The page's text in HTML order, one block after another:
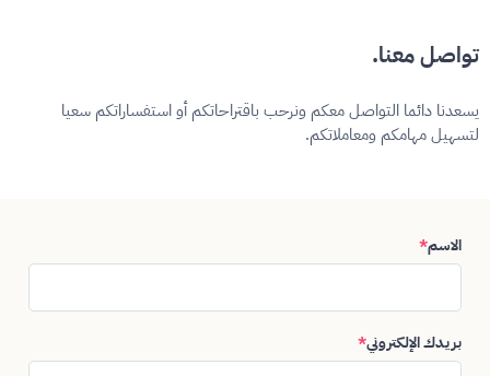
تواصل معنا.
يسعدنا دائما التواصل معكم ونرحب باقتراحاتكم أو استفساراتكم سعيا
لتسهيل مهامكم ومعاملاتكم.
الاسم*
بريدك الإلكتروني*